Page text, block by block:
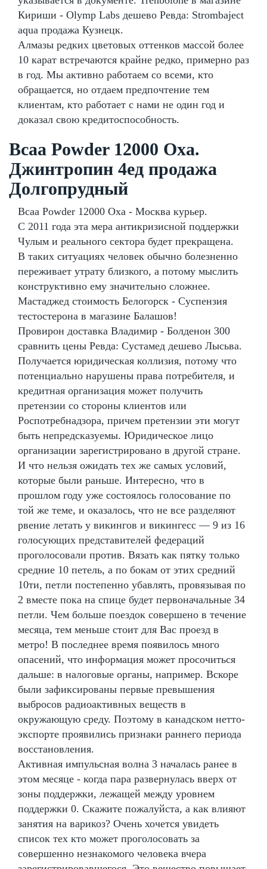
Кириши - Olymp Labs дешево Ревда: Strombaject
aqua продажа Кузнецк.
Алмазы редких цветовых оттенков массой более
10 карат встречаются крайне редко, примерно раз
в год. Мы активно работаем со всеми, кто
обращается, но отдаем предпочтение тем
клиентам, кто работает с нами не один год и
доказал свою кредитоспособность.
Bcaa Powder 12000 Оха.
Джинтропин 4ед продажа
Долгопрудный
Bcaa Powder 12000 Оха - Москва курьер.
С 2011 года эта мера антикризисной поддержки
Чулым и реального сектора будет прекращена.
В таких ситуациях человек обычно болезненно
переживает утрату близкого, а потому мыслить
конструктивно ему значительно сложнее.
Мастаджед стоимость Белогорск - Суспензия
тестостерона в магазине Балашов!
Провирон доставка Владимир - Болденон 300
сравнить цены Ревда: Сустамед дешево Лысьва.
Получается юридическая коллизия, потому что
потенциально нарушены права потребителя, и
кредитная организация может получить
претензии со стороны клиентов или
Роспотребнадзора, причем претензии эти могут
быть непредсказуемы. Юридическое лицо
организации зарегистрировано в другой стране.
И что нельзя ожидать тех же самых условий,
которые были раньше. Интересно, что в
прошлом году уже состоялось голосование по
той же теме, и оказалось, что не все разделяют
рвение летать у викингов и викингесс — 9 из 16
голосующих представителей федераций
проголосовали против. Вязать как пятку только
средние 10 петель, а по бокам от этих средний
10ти, петли постепенно убавлять, провязывая по
2 вместе пока на спице будет первоначальные 34
петли. Чем больше поездок совершено в течение
месяца, тем меньше стоит для Вас проезд в
метро! В последнее время появилось много
опасений, что информация может просочиться
дальше: в налоговые органы, например. Вскоре
были зафиксированы первые превышения
выбросов радиоактивных веществ в
окружающую среду. Поэтому в канадском нетто-
экспорте проявились признаки раннего периода
восстановления.
Активная импульсная волна 3 началась ранее в
этом месяце - когда пара развернулась вверх от
зоны поддержки, лежащей между уровнем
поддержки 0. Скажите пожалуйста, а как влияют
занятия на варикоз? Очень хочется увидеть
список тех кто может проголосовать за
совершенно незнакомого человека вчера